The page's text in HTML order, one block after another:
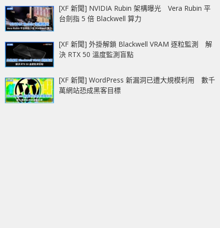
[XF 新聞] NVIDIA Rubin 架構曝光 Vera Rubin 平
台劍指 5 倍 Blackwell 算力
[XF 新聞] 外掛解鎖 Blackwell VRAM 逐粒監測 解
決 RTX 50 溫度監測盲點
[XF 新聞] WordPress 新漏洞已遭大規模利用 數千
萬網站恐成黑客目標